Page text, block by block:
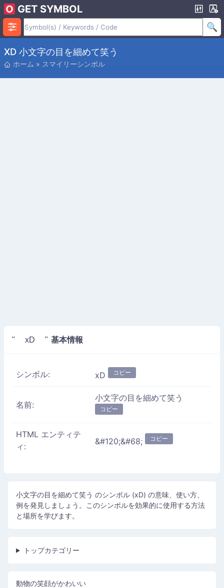
GET SYMBOL
XD 小文字の目を細めて笑う
ホーム » スマイリーシンボル
" xD " 基本情報
シンボル: xD コピー
名前:
小文字の目を細めて笑う
コピー
HTML エンティテ
ィ:
&#120;&#68; コピー
小文字の目を細めて笑う のシンボル (xD) の意味、使い方、
例を発見しましょう。このシンボルを効果的に使用する方法
と場所を学びます。
トップカテゴリー
動物の笑顔がかわいい